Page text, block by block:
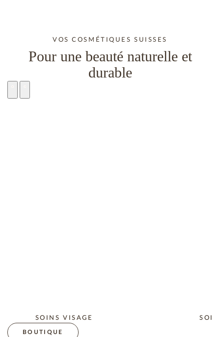
VOS COSMÉTIQUES SUISSES
Pour une beauté naturelle et
durable
SOINS VISAGE
BOUTIQUE